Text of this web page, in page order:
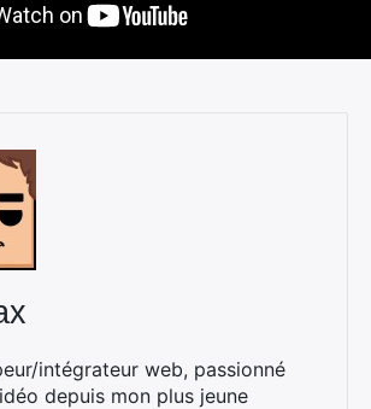
intégrateur web, passionné
depuis mon plus jeune